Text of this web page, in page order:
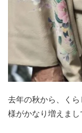
去年の秋から、く
様がかなり増えまし